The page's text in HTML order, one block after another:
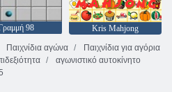
98
Kris Mahjong
Παιχνίδια αγώνα
Παιχνίδια για αγόρια
αγωνιστικό αυτοκίνητο